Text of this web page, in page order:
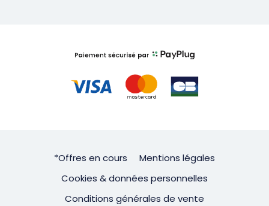
*Offres en cours
Mentions légales
Cookies & données personnelles
Conditions générales de vente